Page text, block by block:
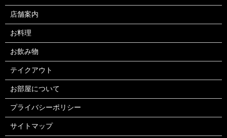
店舗案内
お料理
お飲み物
テイクアウト
お部屋について
プライバシーポリシー
サイトマップ